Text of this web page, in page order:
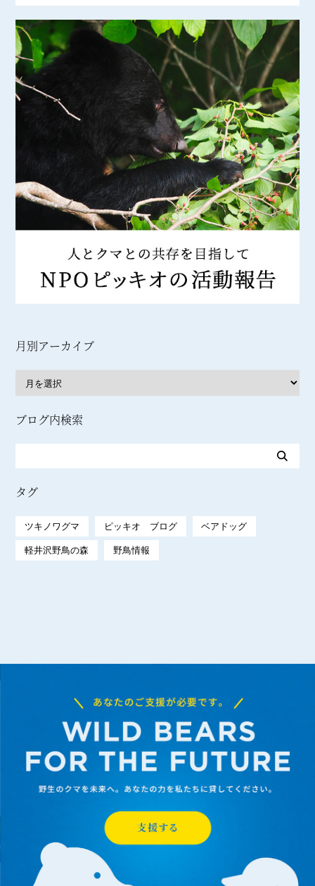
月別アーカイブ
ブログ内検索
タグ
ツキノワグマ ピッキオ ブログ ベアドッグ
軽井沢野鳥の森 野鳥情報